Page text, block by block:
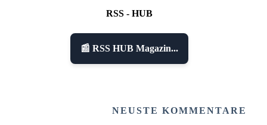
RSS - HUB
📰 RSS HUB Magazin...
NEUSTE KOMMENTARE